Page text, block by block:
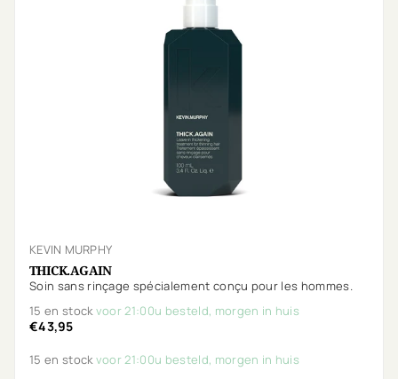
KEVIN MURPHY
THICK.AGAIN
Soin sans rinçage spécialement conçu pour les hommes.
15 en stockvoor 21:00u besteld, morgen in huis
€43,95
15 en stockvoor 21:00u besteld, morgen in huis